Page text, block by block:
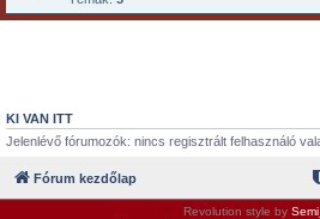
KI VAN ITT
Jelenlévő fórumozók: nincs regisztrált felhasználó
Fórum kezdőlap
Revolution style by